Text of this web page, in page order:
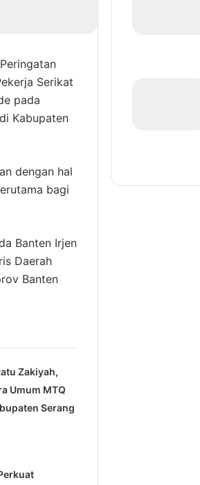
Serikat
pada
Kabupaten
dengan hal
bagi
Banten Irjen
Daerah
Banten
Zakiyah,
Umum MTQ
Serang